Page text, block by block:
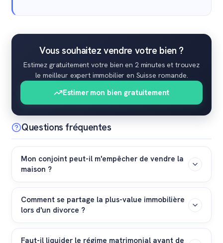
Vous souhaitez vendre votre bien ?
Estimez gratuitement votre bien en 2 minutes et trouvez
le meilleur expert immobilier en Suisse romande.
Estimer mon bien gratuitement
Questions fréquentes
Mon conjoint peut-il m'empêcher de vendre la
maison ?
Oui. Selon l'article 169 du Code civil suisse, si la maison
est le logement officiel de la famille, vous avez
l'obligation d'obtenir le consentement écrit de votre
conjoint pour la vendre, même si vous êtes l'unique
propriétaire inscrit au Registre foncier.
Comment se partage la plus-value immobilière
lors d'un divorce ?
Sous le régime de la participation aux acquêts, la plus-
Faut-il liquider le régime matrimonial avant de